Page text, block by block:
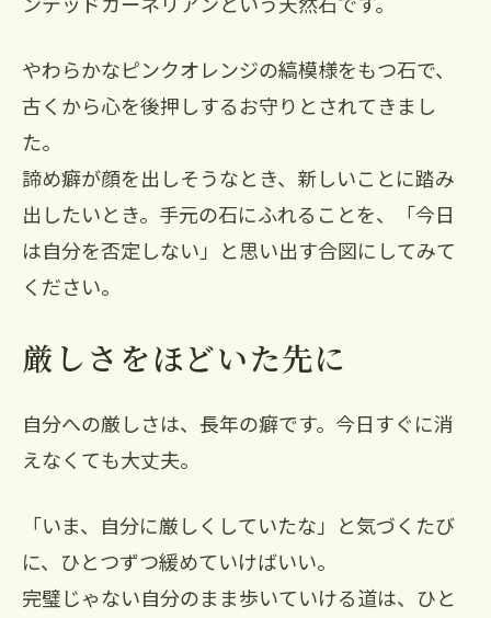
やわらかなピンクオレンジの縞模様をもつ石で、
古くから心を後押しするお守りとされてきまし
た。
諦め癖が顔を出しそうなとき、新しいことに踏み
出したいとき。手元の石にふれることを、「今日
は自分を否定しない」と思い出す合図にしてみて
ください。
厳しさをほどいた先に
自分への厳しさは、長年の癖です。今日すぐに消
えなくても大丈夫。
「いま、自分に厳しくしていたな」と気づくたび
に、ひとつずつ緩めていけばいい。
完璧じゃない自分のまま歩いていける道は、ひと